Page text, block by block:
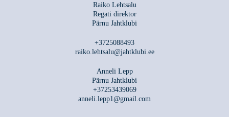
Raiko Lehtsalu
Regati direktor
Pärnu Jahtklubi
+3725088493
raiko.lehtsalu@jahtklubi.ee
Anneli Lepp
Pärnu Jahtklubi
+37253439069
anneli.lepp1@gmail.com